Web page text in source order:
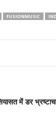
FUSIONMUSIC
में डर